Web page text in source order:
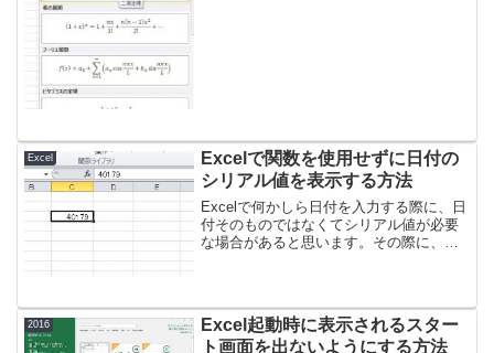
Excel
Excelで関数を使用せずに日付の
シリアル値を表示する方法
Excelで何かしら日付を入力する際に、日
付そのものではなくてシリアル値が必要
な場合があると思います。その際に、
方法１、以...
2016
Excel起動時に表示されるスター
ト画面を出ないようにする方法